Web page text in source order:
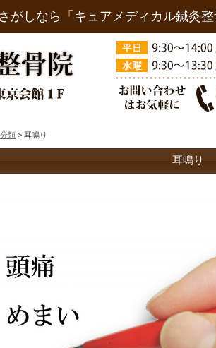
がしなら「キュアメディカル鍼灸
類 > 耳鳴り
耳鳴り